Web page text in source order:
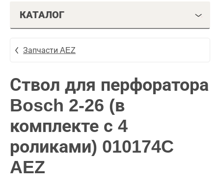
КАТАЛОГ
Запчасти AEZ
Ствол для перфоратора
Bosch 2-26 (в
комплекте с 4
роликами) 010174C
AEZ